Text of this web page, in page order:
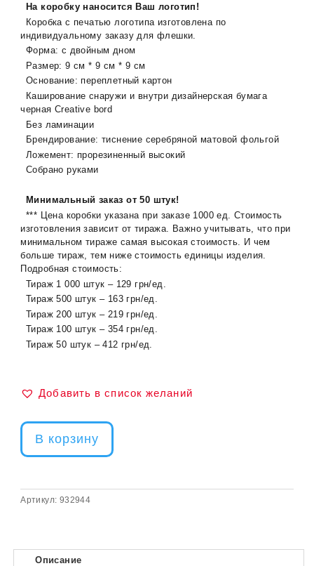
На коробку наносится Ваш логотип!
Коробка с печатью логотипа изготовлена ​​по
индивидуальному заказу для флешки.
Форма: с двойным дном
Размер: 9 см * 9 см * 9 см
Основание: переплетный картон
Каширование снаружи и внутри дизайнерская бумага
черная Creative bord
Без ламинации
Брендирование: тиснение серебряной матовой фольгой
Ложемент: прорезиненный высокий
Собрано руками
Минимальный заказ от 50 штук!
*** Цена коробки указана при заказе 1000 ед. Стоимость
изготовления зависит от тиража. Важно учитывать, что при
минимальном тираже самая высокая стоимость. И чем
больше тираж, тем ниже стоимость единицы изделия.
Подробная стоимость:
Тираж 1 000 штук – 129 грн/ед.
Тираж 500 штук – 163 грн/ед.
Тираж 200 штук – 219 грн/ед.
Тираж 100 штук – 354 грн/ед.
Тираж 50 штук – 412 грн/ед.
Добавить в список желаний
В корзину
Артикул: 932944
Описание